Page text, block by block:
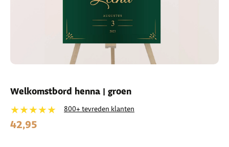
Welkomstbord henna | groen
★★★★★ 800+ tevreden klanten
42,95